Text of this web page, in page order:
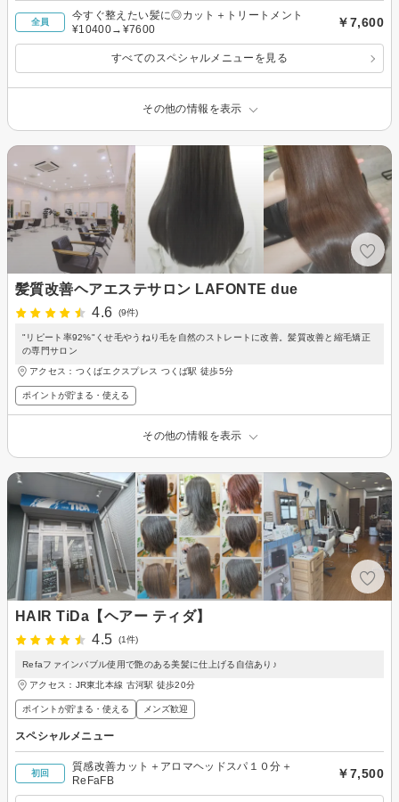
全員
今すぐ整えたい髪に◎カット＋トリートメント
¥10400→¥7600
￥7,600
すべてのスペシャルメニューを見る
その他の情報を表示
髪質改善ヘアエステサロン LAFONTE due
4.6
(9件)
"リピート率92%"くせ毛やうねり毛を自然のストレートに改善。髪質改善と縮毛矯正
の専門サロン
アクセス：つくばエクスプレス つくば駅 徒歩5分
ポイントが貯まる・使える
その他の情報を表示
HAIR TiDa【ヘアー ティダ】
4.5
(1件)
Refaファインバブル使用で艶のある美髪に仕上げる自信あり♪
アクセス：JR東北本線 古河駅 徒歩20分
ポイントが貯まる・使える メンズ歓迎
スペシャルメニュー
初回
質感改善カット＋アロマヘッドスパ１０分＋
ReFaFB
￥7,500